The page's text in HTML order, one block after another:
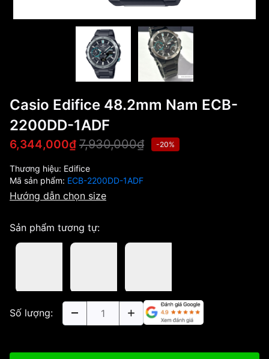
Casio Edifice 48.2mm Nam ECB-
2200DD-1ADF
6,344,000₫ 7,930,000₫ -20%
Thương hiệu: Edifice
Mã sản phẩm: ECB-2200DD-1ADF
Hướng dẫn chọn size
Sản phẩm tương tự:
Số lượng: